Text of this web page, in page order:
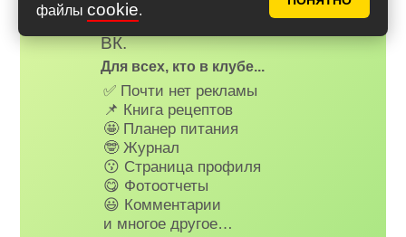
файлы cookie.
на наш сайт через Яндекс или
ВК.
Для всех, кто в клубе...
✅ Почти нет рекламы
📌 Книга рецептов
🤩 Планер питания
🤓 Журнал
😗 Страница профиля
😋 Фотоотчеты
😃 Комментарии
и многое другое…